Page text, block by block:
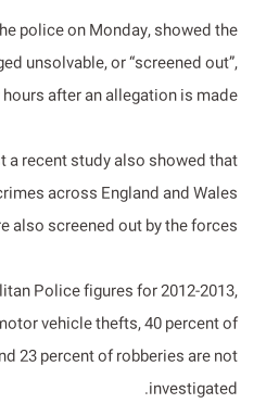
police on Monday, showed the
unsolvable, or “screened out”,
after an allegation is made.
a recent study also showed that
across England and Wales
also screened out by the forces.
Police figures for 2012-2013,
vehicle thefts, 40 percent of
23 percent of robberies are not
investigated.